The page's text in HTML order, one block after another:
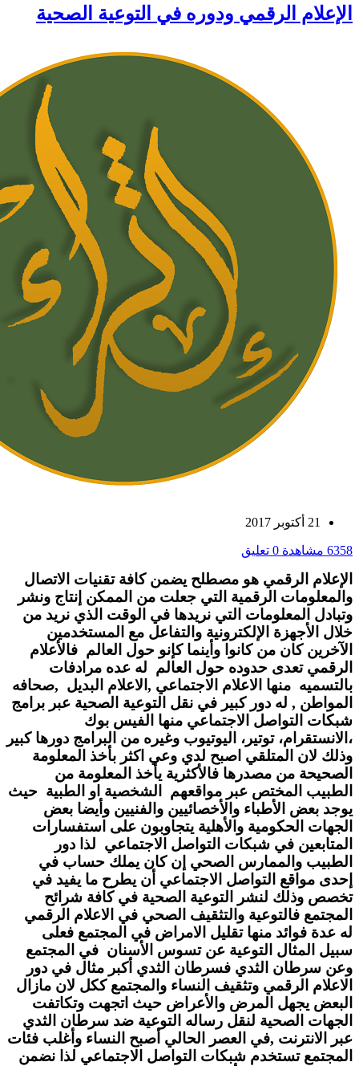
الإعلام الرقمي ودوره في التوعية الصحية
21 أكتوبر 2017
6358 مشاهدة 0 تعليق
الإعلام الرقمي هو مصطلح يضمن كافة تقنيات الاتصال
والمعلومات الرقمية التي جعلت من الممكن إنتاج ونشر
وتبادل المعلومات التي نريدها في الوقت الذي نريد من
خلال الأجهزة الإلكترونية والتفاعل مع المستخدمين
الآخرين كان من كانوا وأينما كإنو حول العالم فالأعلام
الرقمي تعدى حدوده حول العالم له عده مرادفات
بالتسميه منها الاعلام الاجتماعي ,الاعلام البديل ,صحافه
المواطن , له دور كبير في نقل التوعية الصحية عبر برامج
شبكات التواصل الاجتماعي منها الفيس بوك
،الانستقرام، توتير، اليوتيوب وغيره من البرامج دورها كبير
وذلك لان المتلقي اصبح لدي وعي اكثر بأخذ المعلومة
الصحيحة من مصدرها فالأكثرية يأخذ المعلومة من
الطبيب المختص عبر مواقعهم الشخصية او الطبية حيث
يوجد بعض الأطباء والأخصائيين والفنيين وأيضا بعض
الجهات الحكومية والأهلية يتجاوبون على استفسارات
المتابعين في شبكات التواصل الاجتماعي لذا دور
الطبيب والممارس الصحي إن كان يملك حساب في
إحدى مواقع التواصل الاجتماعي أن يطرح ما يفيد في
تخصص وذلك لنشر التوعية الصحية في كافة شرائح
المجتمع فالتوعية والتثقيف الصحي في الاعلام الرقمي
له عدة فوائد منها تقليل الامراض في المجتمع فعلى
سبيل المثال التوعية عن تسوس الأسنان في المجتمع
وعن سرطان الثدي فسرطان الثدي أكبر مثال في دور
الاعلام الرقمي وتثقيف النساء والمجتمع ككل لان مازال
البعض يجهل المرض والأعراض حيث اتجهت وتكاتفت
الجهات الصحية لنقل رساله التوعية ضد سرطان الثدي
عبر الانترنت ,في العصر الحالي أصبح النساء وأغلب فئات
المجتمع تستخدم شبكات التواصل الاجتماعي لذا نضمن